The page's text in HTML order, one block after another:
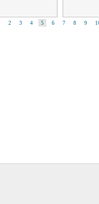
2 3 4 5 6 7 8 9